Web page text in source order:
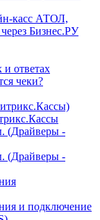
касс АТОЛ,
Бизнес.РУ
ответах
чеки?
(Драйверы -
(Драйверы -
и подключение